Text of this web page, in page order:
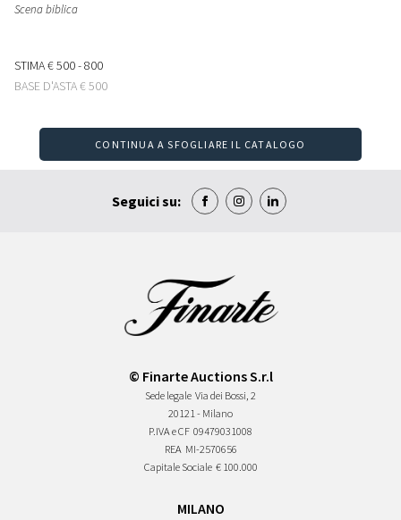
Scena biblica
STIMA€ 500 - 800
BASE D'ASTA€ 500
CONTINUA A SFOGLIARE IL CATALOGO
Seguici su:
© Finarte Auctions S.r.l
Sede legale Via dei Bossi, 2
20121 - Milano
P.IVA e CF 09479031008
REA MI-2570656
Capitale Sociale € 100.000
MILANO